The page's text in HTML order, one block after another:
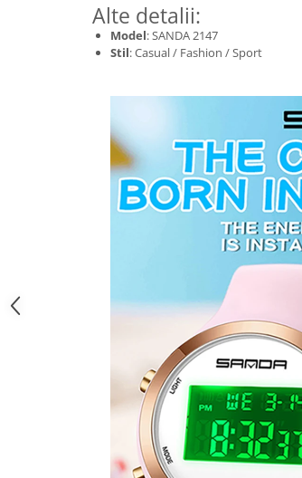
Alte detalii:
Model: SANDA 2147
Stil: Casual / Fashion / Sport